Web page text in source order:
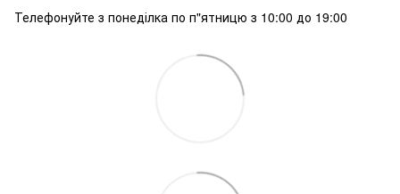
Телефонуйте з понеділка по п"ятницю з 10:00 до 19:00